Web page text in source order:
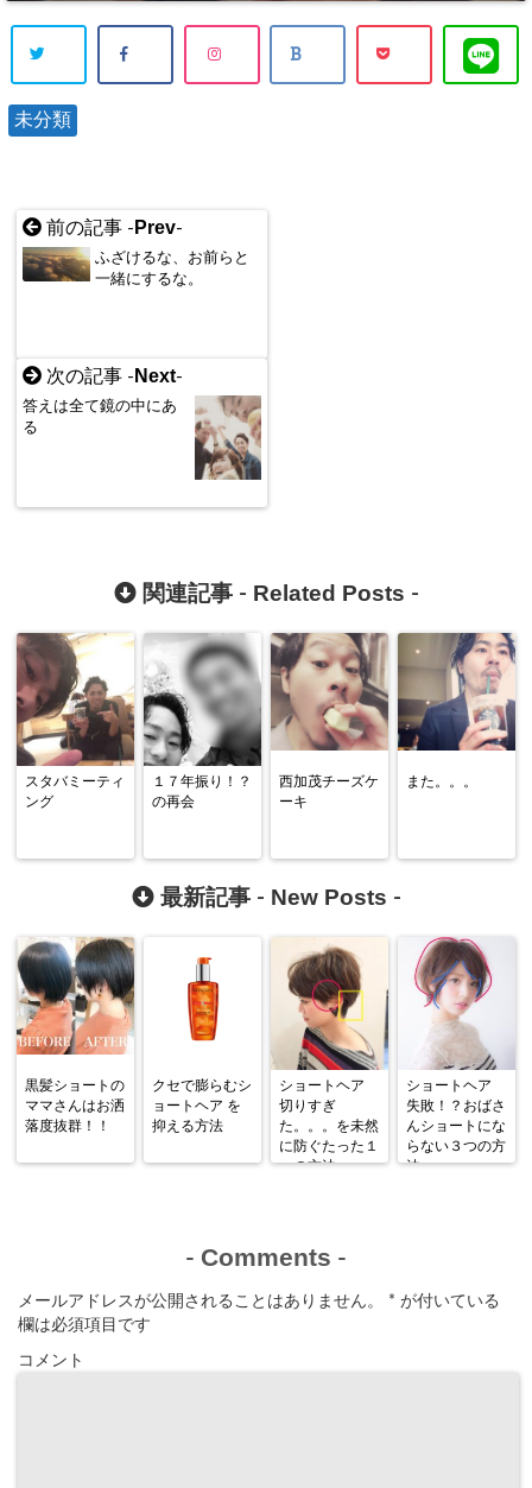
未分類
前の記事 - Prev-
ふざけるな、お前らと
一緒にするな。
次の記事 - Next-
答えは全て鏡の中にあ
る
関連記事 - Related Posts -
スタバミーティ
ング
１７年振り！？
の再会
西加茂チーズケ
ーキ
また。。。
最新記事 - New Posts -
黒髪ショートの
ママさんはお洒
落度抜群！！
クセで膨らむシ
ョートヘア を
抑える方法
ショートヘア
切りすぎ
た。。。を未然
に防ぐたった１
つの方法
ショートヘア
失敗！？おばさ
んショートにな
らない３つの方
法
- Comments -
メールアドレスが公開されることはありません。 * が付いている
欄は必須項目です
コメント